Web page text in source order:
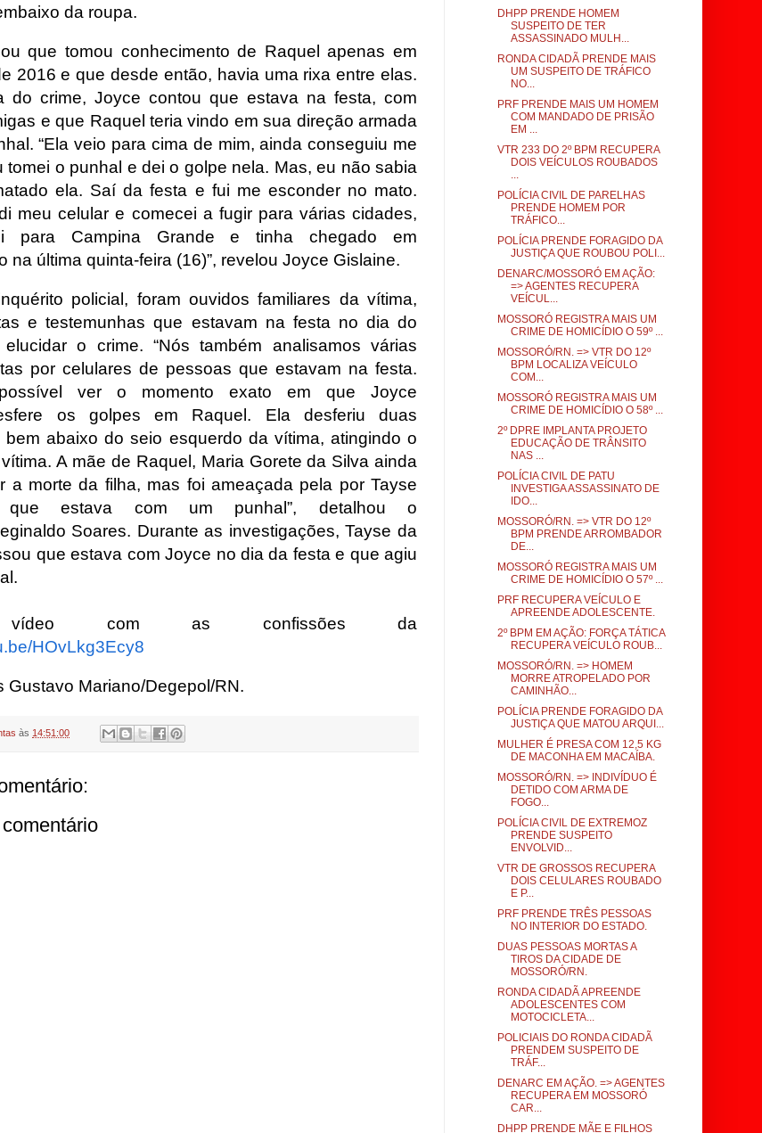
da roupa.
que tomou conhecimento de Raquel apenas em
2016 e que desde então, havia uma rixa entre elas.
do crime, Joyce contou que estava na festa, com
e que Raquel teria vindo em sua direção armada
“Ela veio para cima de mim, ainda conseguiu me
tomei o punhal e dei o golpe nela. Mas, eu não sabia
ela. Saí da festa e fui me esconder no mato.
meu celular e comecei a fugir para várias cidades,
para Campina Grande e tinha chegado em
na última quinta-feira (16)”, revelou Joyce Gislaine.
policial, foram ouvidos familiares da vítima,
e testemunhas que estavam na festa no dia do
o crime. “Nós também analisamos várias
por celulares de pessoas que estavam na festa.
ver o momento exato em que Joyce
os golpes em Raquel. Ela desferiu duas
bem abaixo do seio esquerdo da vítima, atingindo o
A mãe de Raquel, Maria Gorete da Silva ainda
a morte da filha, mas foi ameaçada pela por Tayse
estava com um punhal”, detalhou o
Soares. Durante as investigações, Tayse da
que estava com Joyce no dia da festa e que agiu
vídeo com as confissões da
HOvLkg3Ecy8
Gustavo Mariano/Degepol/RN.
às 14:51:00
DHPP PRENDE HOMEM
SUSPEITO DE TER
ASSASSINADO MULH...
RONDA CIDADÃ PRENDE MAIS
UM SUSPEITO DE TRÁFICO
NO...
PRF PRENDE MAIS UM HOMEM
COM MANDADO DE PRISÃO
EM ...
VTR 233 DO 2º BPM RECUPERA
DOIS VEÍCULOS ROUBADOS
...
POLÍCIA CIVIL DE PARELHAS
PRENDE HOMEM POR
TRÁFICO...
POLÍCIA PRENDE FORAGIDO DA
JUSTIÇA QUE ROUBOU POLI...
DENARC/MOSSORÓ EM AÇÃO:
=> AGENTES RECUPERA
VEÍCUL...
MOSSORÓ REGISTRA MAIS UM
CRIME DE HOMICÍDIO O 59º ...
MOSSORÓ/RN. => VTR DO 12º
BPM LOCALIZA VEÍCULO
COM...
MOSSORÓ REGISTRA MAIS UM
CRIME DE HOMICÍDIO O 58º ...
2º DPRE IMPLANTA PROJETO
EDUCAÇÃO DE TRÂNSITO
NAS ...
POLÍCIA CIVIL DE PATU
INVESTIGA ASSASSINATO DE
IDO...
MOSSORÓ/RN. => VTR DO 12º
BPM PRENDE ARROMBADOR
DE...
MOSSORÓ REGISTRA MAIS UM
CRIME DE HOMICÍDIO O 57º ...
PRF RECUPERA VEÍCULO E
APREENDE ADOLESCENTE.
2º BPM EM AÇÃO: FORÇA TÁTICA
RECUPERA VEÍCULO ROUB...
MOSSORÓ/RN. => HOMEM
MORRE ATROPELADO POR
CAMINHÃO...
POLÍCIA PRENDE FORAGIDO DA
JUSTIÇA QUE MATOU ARQUI...
MULHER É PRESA COM 12,5 KG
DE MACONHA EM MACAÍBA.
MOSSORÓ/RN. => INDIVÍDUO É
DETIDO COM ARMA DE
FOGO...
POLÍCIA CIVIL DE EXTREMOZ
PRENDE SUSPEITO
ENVOLVID...
VTR DE GROSSOS RECUPERA
DOIS CELULARES ROUBADO
E P...
PRF PRENDE TRÊS PESSOAS
NO INTERIOR DO ESTADO.
DUAS PESSOAS MORTAS A
TIROS DA CIDADE DE
MOSSORÓ/RN.
RONDA CIDADÃ APREENDE
ADOLESCENTES COM
MOTOCICLETA...
POLICIAIS DO RONDA CIDADÃ
PRENDEM SUSPEITO DE
TRÁF...
DENARC EM AÇÃO. => AGENTES
RECUPERA EM MOSSORÓ
CAR...
DHPP PRENDE MÃE E FILHOS